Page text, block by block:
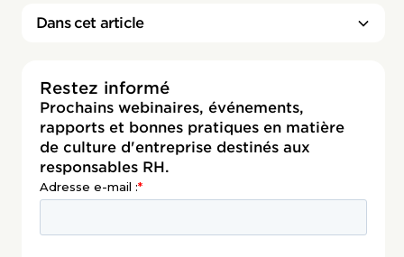
Dans cet article
Restez informé
Prochains webinaires, événements,
rapports et bonnes pratiques en matière
de culture d'entreprise destinés aux
responsables RH.